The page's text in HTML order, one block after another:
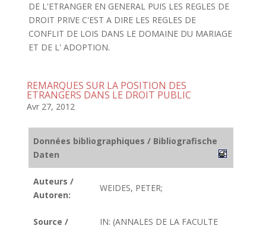
DE L'ETRANGER EN GENERAL PUIS LES REGLES DE
DROIT PRIVE C'EST A DIRE LES REGLES DE
CONFLIT DE LOIS DANS LE DOMAINE DU MARIAGE
ET DE L' ADOPTION.
REMARQUES SUR LA POSITION DES
ETRANGERS DANS LE DROIT PUBLIC
Avr 27, 2012
Données bibliographiques / Bibliografische
Daten
Auteurs /
Autoren:
WEIDES, PETER;
Source /
IN: (ANNALES DE LA FACULTE